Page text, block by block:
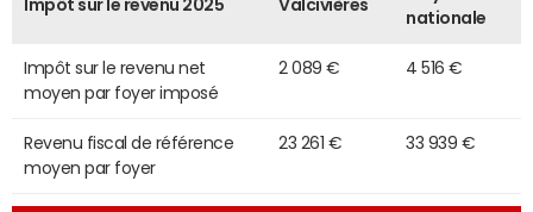
Impôt sur le revenu 2025 Valcivières
nationale
Impôt sur le revenu net
moyen par foyer imposé
2 089 € 4 516 €
Revenu fiscal de référence
moyen par foyer
23 261 € 33 939 €